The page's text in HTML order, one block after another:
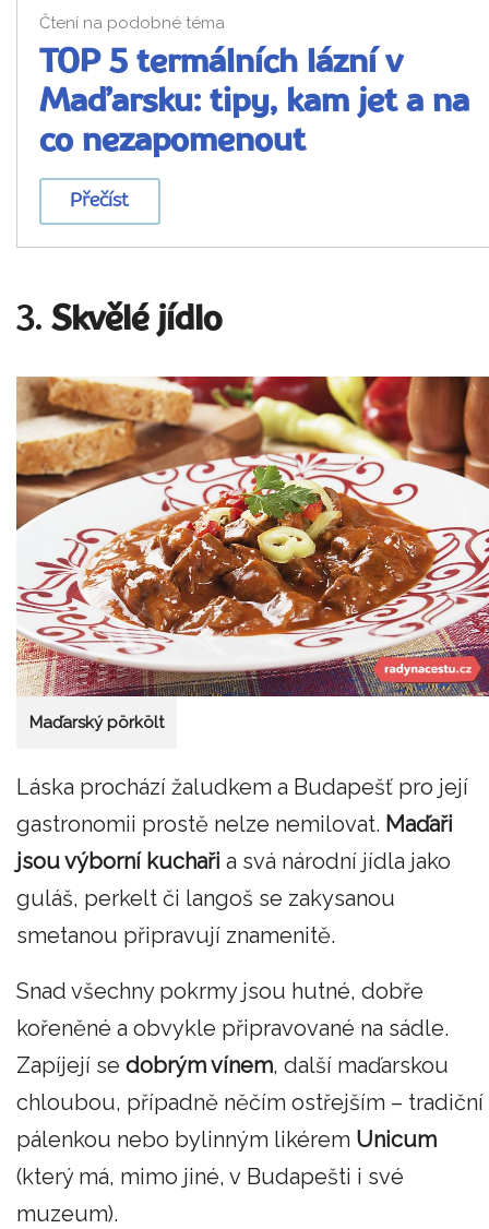
Čtení na podobné téma
TOP 5 termálních lázní v
Maďarsku: tipy, kam jet a na
co nezapomenout
Přečíst
3. Skvělé jídlo
Maďarský pörkölt
Láska prochází žaludkem a Budapešť pro její
gastronomii prostě nelze nemilovat. Maďaři
jsou výborní kuchaři a svá národní jídla jako
guláš, perkelt či langoš se zakysanou
smetanou připravují znamenitě.
Snad všechny pokrmy jsou hutné, dobře
kořeněné a obvykle připravované na sádle.
Zapíjejí se dobrým vínem, další maďarskou
chloubou, případně něčím ostřejším – tradiční
pálenkou nebo bylinným likérem Unicum
(který má, mimo jiné, v Budapešti i své
muzeum).